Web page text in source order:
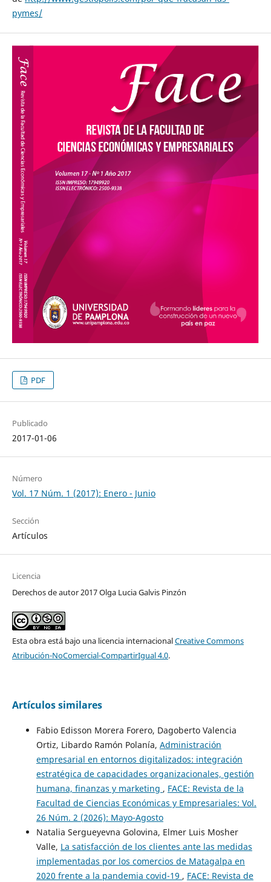
pymes/
PDF
Publicado
2017-01-06
Número
Vol. 17 Núm. 1 (2017): Enero - Junio
Sección
Artículos
Licencia
Derechos de autor 2017 Olga Lucia Galvis Pinzón
Esta obra está bajo una licencia internacionalCreative Commons
Atribución-NoComercial-CompartirIgual 4.0.
Artículos similares
Fabio Edisson Morera Forero, Dagoberto Valencia
Ortiz, Libardo Ramón Polanía, Administración
empresarial en entornos digitalizados: integración
estratégica de capacidades organizacionales, gestión
humana, finanzas y marketing , FACE: Revista de la
Facultad de Ciencias Económicas y Empresariales: Vol.
26 Núm. 2 (2026): Mayo-Agosto
Natalia Sergueyevna Golovina, Elmer Luis Mosher
Valle, La satisfacción de los clientes ante las medidas
implementadas por los comercios de Matagalpa en
2020 frente a la pandemia covid-19 , FACE: Revista de